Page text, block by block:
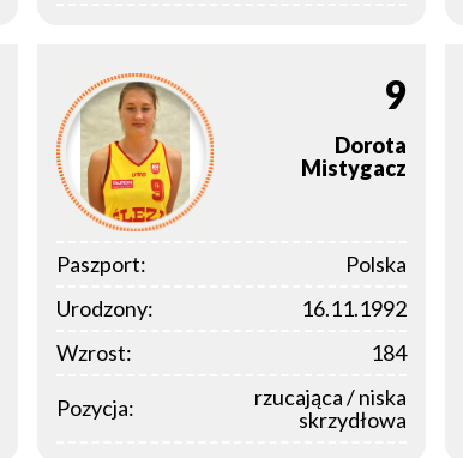
9
Dorota
Mistygacz
Paszport:
Polska
Urodzony:
16.11.1992
Wzrost:
184
Pozycja:
rzucająca / niska
skrzydłowa